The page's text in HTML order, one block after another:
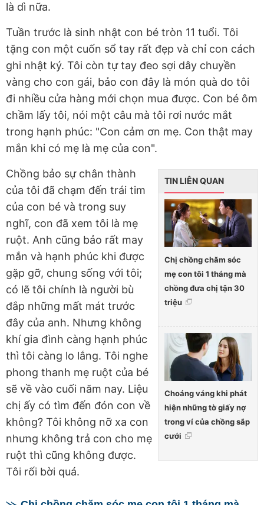
là dì nữa.
Tuần trước là sinh nhật con bé tròn 11 tuổi. Tôi
tặng con một cuốn sổ tay rất đẹp và chỉ con cách
ghi nhật ký. Tôi còn tự tay đeo sợi dây chuyền
vàng cho con gái, bảo con đây là món quà do tôi
đi nhiều cửa hàng mới chọn mua được. Con bé ôm
chầm lấy tôi, nói một câu mà tôi rơi nước mắt
trong hạnh phúc: "Con cảm ơn mẹ. Con thật may
mắn khi có mẹ là mẹ của con".
TIN LIÊN QUAN
Chị chồng chăm sóc
mẹ con tôi 1 tháng mà
chồng đưa chị tận 30
triệu
Choáng váng khi phát
hiện những tờ giấy nợ
trong ví của chồng sắp
cưới
Chồng bảo sự chân thành
của tôi đã chạm đến trái tim
của con bé và trong suy
nghĩ, con đã xem tôi là mẹ
ruột. Anh cũng bảo rất may
mắn và hạnh phúc khi được
gặp gỡ, chung sống với tôi;
có lẽ tôi chính là người bù
đắp những mất mát trước
đây của anh. Nhưng không
khí gia đình càng hạnh phúc
thì tôi càng lo lắng. Tôi nghe
phong thanh mẹ ruột của bé
sẽ về vào cuối năm nay. Liệu
chị ấy có tìm đến đón con về
không? Tôi không nỡ xa con
nhưng không trả con cho mẹ
ruột thì cũng không được.
Tôi rối bời quá.